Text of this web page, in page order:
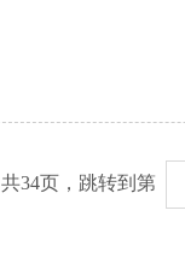
共34页，跳转到第